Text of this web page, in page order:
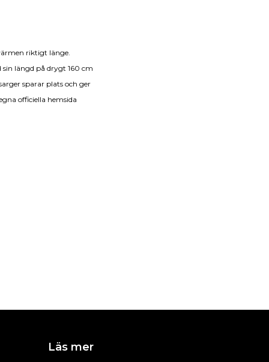
riktigt länge.
längd på drygt 160 cm
sparar plats och ger
officiella hemsida
Läs mer